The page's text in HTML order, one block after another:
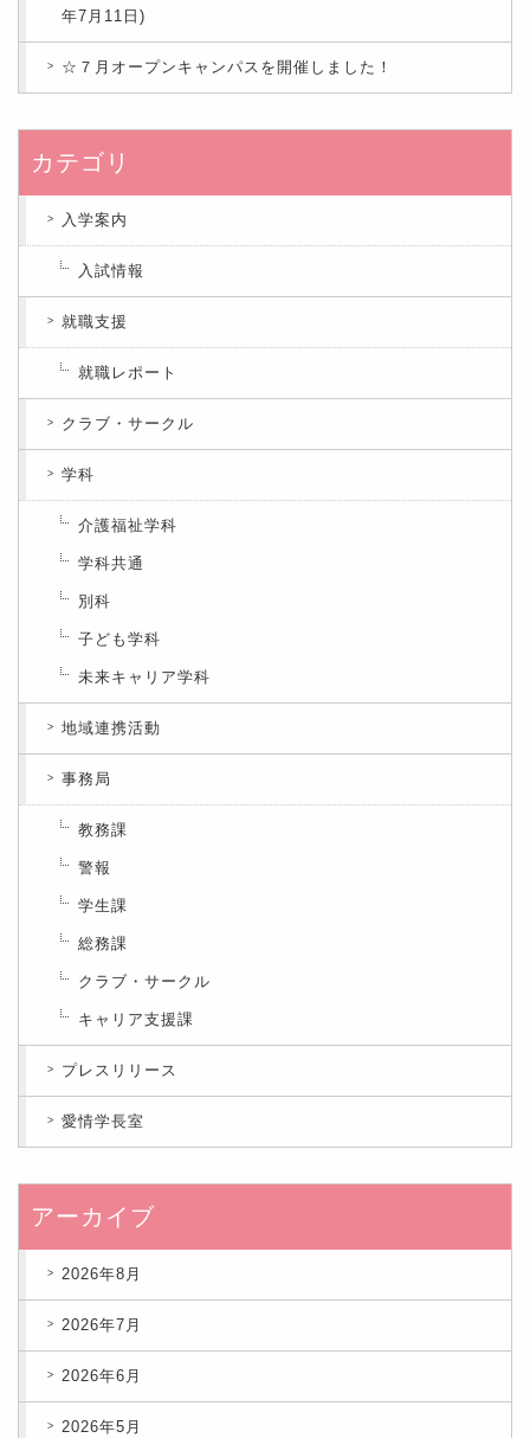
年7月11日)
☆７月オープンキャンパスを開催しました！
カテゴリ
入学案内
入試情報
就職支援
就職レポート
クラブ・サークル
学科
介護福祉学科
学科共通
別科
子ども学科
未来キャリア学科
地域連携活動
事務局
教務課
警報
学生課
総務課
クラブ・サークル
キャリア支援課
プレスリリース
愛情学長室
アーカイブ
2026年8月
2026年7月
2026年6月
2026年5月